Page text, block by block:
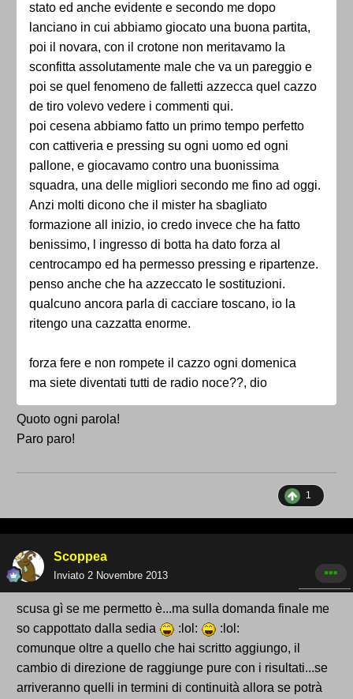
stato ed anche evidente e secondo me dopo
lanciano in cui abbiamo giocato una buona partita,
poi il novara, con il crotone non meritavamo la
sconfitta assolutamente male che va un pareggio e
poi se quel fenomeno de falletti azzecca quel cazzo
de tiro volevo vedere i commenti qui.
poi cesena abbiamo fatto un primo tempo perfetto
con cattiveria e pressing su ogni uomo ed ogni
pallone, e giocavamo contro una buonissima
squadra, una delle migliori secondo me fino ad oggi.
Anzi molti dicono che il mister ha sbagliato
formazione all inizio, io credo invece che ha fatto
benissimo, l ingresso di botta ha dato forza al
centrocampo ed ha permesso pressing e ripartenze.
penso anche che ha azzeccato le sostituzioni.
qualcuno ancora parla di cacciare toscano, io la
ritengo una cazzatta enorme.
forza fere e non rompete il cazzo ogni domenica
ma siete diventati tutti de radio noce??, dio
Quoto ogni parola!
Paro paro!
1
Scoppea
Inviato 2 Novembre 2013
scusa gì se me permetto è...ma sulla domanda finale me
so cappottato dalla sedia
:lol:
:lol:
comunque oltre a quello che hai scritto aggiungo, il
cambio di direzione de raggiunge pure con i risultati...se
arriveranno quelli in termini di continuità allora se potrà